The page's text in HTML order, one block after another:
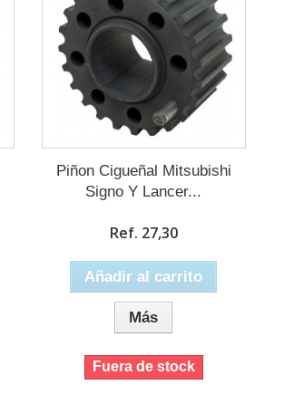
Piñon Cigueñal Mitsubishi
Signo Y Lancer...
Ref. 27,30
Añadir al carrito
Más
Fuera de stock